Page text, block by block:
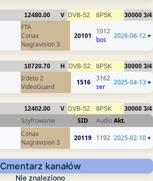
12480.00 V DVB-S2 8PSK 30000 3/4
FTA
Conax
Nagravision 3
20101
1012
bos
2026-06-12+
10720.70 H DVB-S2 8PSK 30000 3/4
Irdeto 2
VideoGuard
1516
3162
ser
2025-04-13+
12402.00 V DVB-S2 8PSK 30000 3/4
Szyfrowanie SID AudioAkt.
Conax
Nagravision 3
20119 1192 2025-02-10+
Cmentarz kanałów
Nie znaleziono